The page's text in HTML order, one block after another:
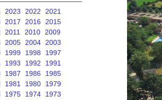
2023 2022
2021
2017 2016
2015
2011 2010
2009
2005 2004
2003
1999 1998
1997
1993 1992
1991
1987 1986
1985
1981 1980
1979
1975 1974
1973